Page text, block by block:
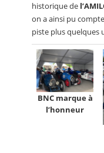
historique de
on a ainsi pu
piste plus quelques
BNC marque à
l’honneur